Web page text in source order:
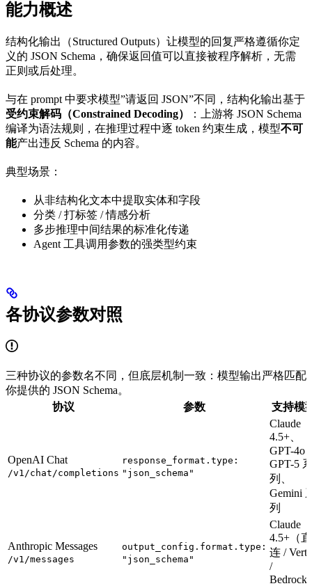
能力概述
结构化输出（Structured Outputs）让模型的回复严格遵循你定
义的 JSON Schema，确保返回值可以直接被程序解析，无需
正则或后处理。
与在 prompt 中要求模型”请返回 JSON”不同，结构化输出基于
受约束解码（Constrained Decoding）
：上游将 JSON Schema
编译为语法规则，在推理过程中逐 token 约束生成，模型不可
能产出违反 Schema 的内容。
典型场景：
从非结构化文本中提取实体和字段
分类 / 打标签 / 情感分析
多步推理中间结果的标准化传递
Agent 工具调用参数的强类型约束
各协议参数对照
三种协议的参数名不同，但底层机制一致：模型输出严格匹配
你提供的 JSON Schema。
协议
参数 支持模
OpenAI Chat
/v1/chat/completions
response_format.type:
"json_schema"
Claude
4.5+、
GPT-4o /
GPT-5
列、
Gemini
列
Anthropic Messages
/v1/messages
output_config.format.type:
"json_schema"
Claude
4.5+（直
连 /
/
Bedrock